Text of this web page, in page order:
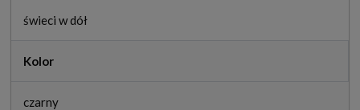
świeci w dół
Kolor
czarny